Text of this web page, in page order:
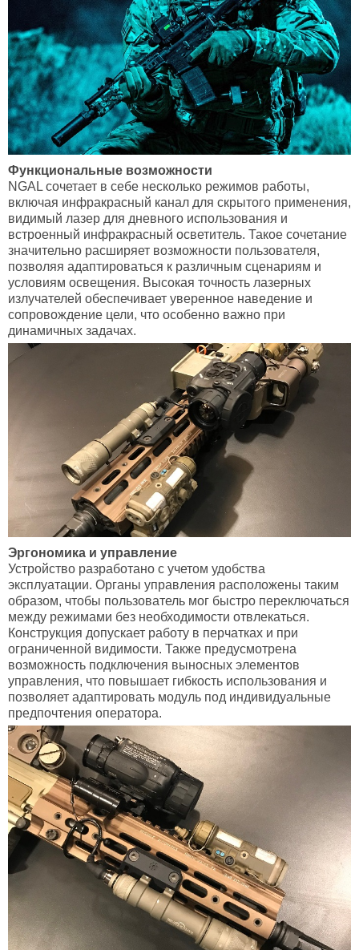
Функциональные возможности
NGAL сочетает в себе несколько режимов работы,
включая инфракрасный канал для скрытого применения,
видимый лазер для дневного использования и
встроенный инфракрасный осветитель. Такое сочетание
значительно расширяет возможности пользователя,
позволяя адаптироваться к различным сценариям и
условиям освещения. Высокая точность лазерных
излучателей обеспечивает уверенное наведение и
сопровождение цели, что особенно важно при
динамичных задачах.
Эргономика и управление
Устройство разработано с учетом удобства
эксплуатации. Органы управления расположены таким
образом, чтобы пользователь мог быстро переключаться
между режимами без необходимости отвлекаться.
Конструкция допускает работу в перчатках и при
ограниченной видимости. Также предусмотрена
возможность подключения выносных элементов
управления, что повышает гибкость использования и
позволяет адаптировать модуль под индивидуальные
предпочтения оператора.